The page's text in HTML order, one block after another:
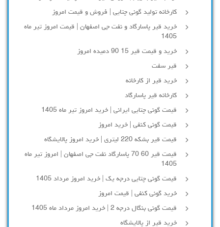
کارخانه تولید گونی چتایی | فروش و قیمت امروز
خرید قیر پاسارگاد و نفت جی اصفهان | قیمت امروز تیر ماه
1405
خرید و قیمت قیر 15 90 دمیده امروز
قیر سفت
خرید قیر از کارخانه
کارخانه قیر پاسارگاد
قیمت گونی چتایی ایرانی | خرید امروز تیر ماه 1405
قیمت گونی کنفی | خرید امروز
قیمت قیر بشکه 220 لیتری | خرید امروز پالایشگاه
قیمت قیر 60 70 پاسارگاد نفت جی اصفهان | امروز تیر ماه
1405
قیمت گونی چتایی درجه یک | خرید امروز مرداد 1405
خرید گونی کنفی | قیمت امروز
قیمت گونی بنگال درجه 2 | خرید امروز مرداد ماه 1405
خرید قیر از پالایشگاه